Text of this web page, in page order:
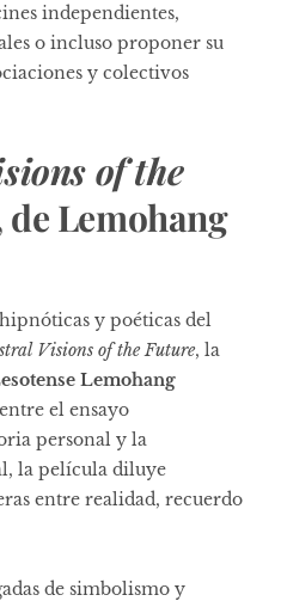
independientes,
o incluso proponer su
y colectivos
of the
de Lemohang
y poéticas del
Visions of the Future, la
Lemohang
el ensayo
personal y la
la película diluye
entre realidad, recuerdo
de simbolismo y